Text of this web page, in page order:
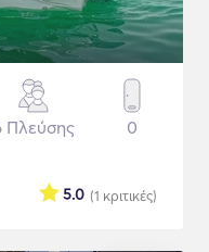
Πλεύσης 0
(1 κριτικές)
5.0